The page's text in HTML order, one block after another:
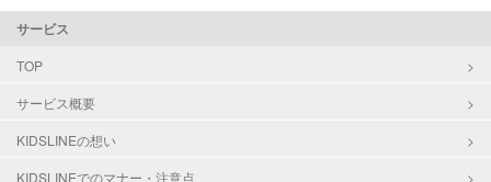
サービス
TOP
サービス概要
KIDSLINEの想い
KIDSLINEでのマナー・注意点